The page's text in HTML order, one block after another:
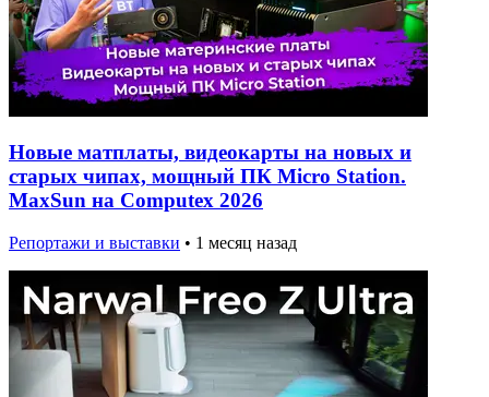
Новые матплаты, видеокарты на новых и
старых чипах, мощный ПК Micro Station.
MaxSun на Computex 2026
Репортажи и выставки • 1 месяц назад